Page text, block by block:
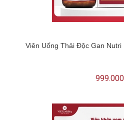
Viên Uống Thải Độc Gan